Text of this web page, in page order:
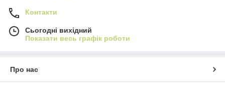
Контакти
Сьогодні вихідний
Показати весь графік роботи
Про нас